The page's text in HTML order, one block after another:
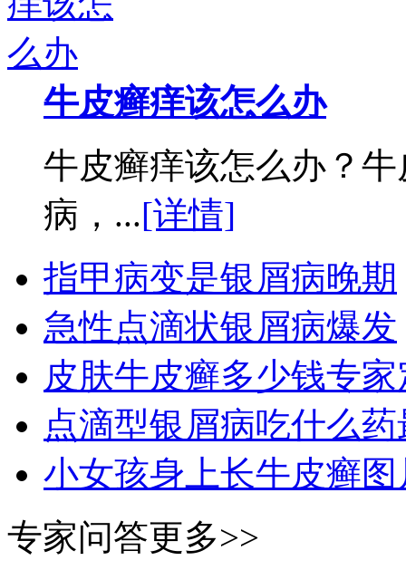
牛皮癣痒该怎么办
牛皮癣痒该怎么办？
病，...[详情]
指甲病变是银屑病晚期
急性点滴状银屑病爆发
皮肤牛皮癣多少钱专
点滴型银屑病吃什么
小女孩身上长牛皮癣图
专家问答更多>>